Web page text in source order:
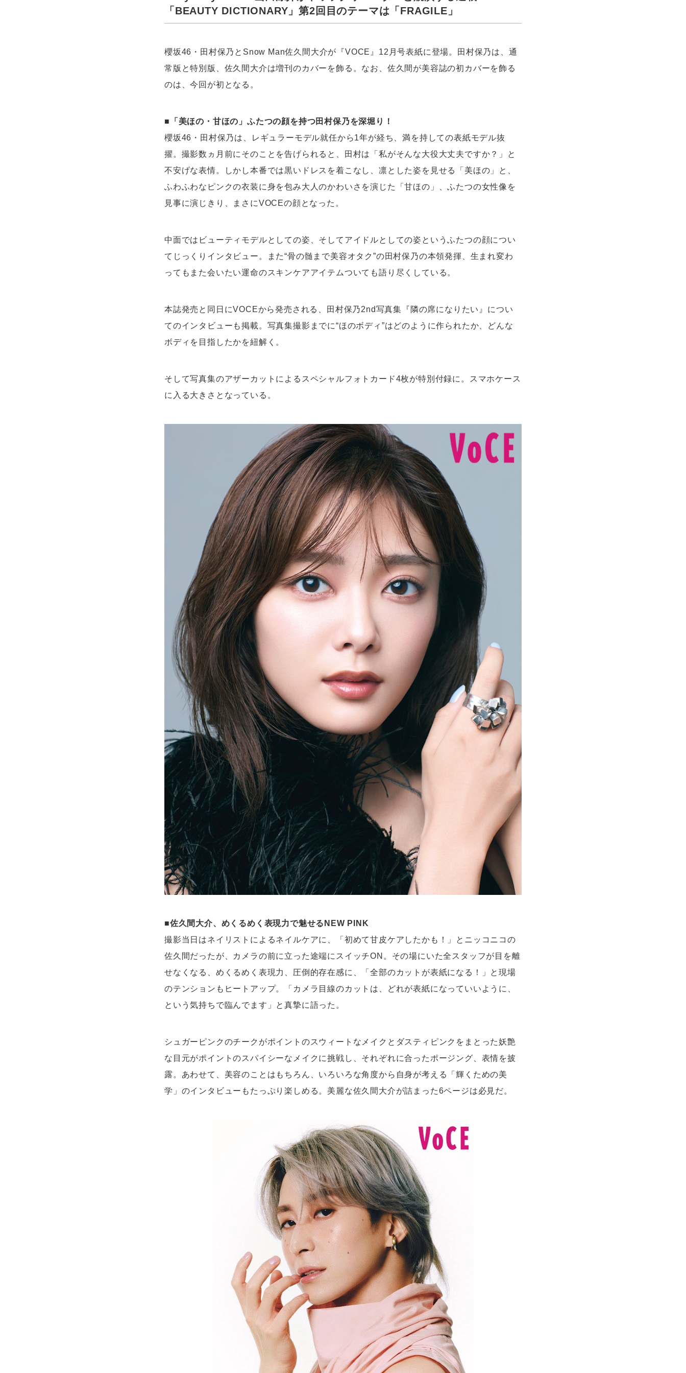
「BEAUTY DICTIONARY」第2回目のテーマは「FRAGILE」
櫻坂46・田村保乃とSnow Man佐久間大介が『VOCE』12月号表紙に登場。田村保乃は、通
常版と特別版、佐久間大介は増刊のカバーを飾る。なお、佐久間が美容誌の初カバーを飾る
のは、今回が初となる。
■「美ほの・甘ほの」ふたつの顔を持つ田村保乃を深堀り！
櫻坂46・田村保乃は、レギュラーモデル就任から1年が経ち、満を持しての表紙モデル抜
擢。撮影数ヵ月前にそのことを告げられると、田村は「私がそんな大役大丈夫ですか？」と
不安げな表情。しかし本番では黒いドレスを着こなし、凛とした姿を見せる「美ほの」と、
ふわふわなピンクの衣装に身を包み大人のかわいさを演じた「甘ほの」、ふたつの女性像を
見事に演じきり、まさにVOCEの顔となった。
中面ではビューティモデルとしての姿、そしてアイドルとしての姿というふたつの顔につい
てじっくりインタビュー。また“骨の髄まで美容オタク”の田村保乃の本領発揮、生まれ変わ
ってもまた会いたい運命のスキンケアアイテムついても語り尽くしている。
本誌発売と同日にVOCEから発売される、田村保乃2nd写真集『隣の席になりたい』につい
てのインタビューも掲載。写真集撮影までに“ほのボディ”はどのように作られたか、どんな
ボディを目指したかを紐解く。
そして写真集のアザーカットによるスペシャルフォトカード4枚が特別付録に。スマホケース
に入る大きさとなっている。
■佐久間大介、めくるめく表現力で魅せるNEW PINK
撮影当日はネイリストによるネイルケアに、「初めて甘皮ケアしたかも！」とニッコニコの
佐久間だったが、カメラの前に立った途端にスイッチON。その場にいた全スタッフが目を離
せなくなる、めくるめく表現力、圧倒的存在感に、「全部のカットが表紙になる！」と現場
のテンションもヒートアップ。「カメラ目線のカットは、どれが表紙になっていいように、
という気持ちで臨んでます」と真摯に語った。
シュガーピンクのチークがポイントのスウィートなメイクとダスティピンクをまとった妖艶
な目元がポイントのスパイシーなメイクに挑戦し、それぞれに合ったポージング、表情を披
露。あわせて、美容のことはもちろん、いろいろな角度から自身が考える「輝くための美
学」のインタビューもたっぷり楽しめる。美麗な佐久間大介が詰まった6ページは必見だ。